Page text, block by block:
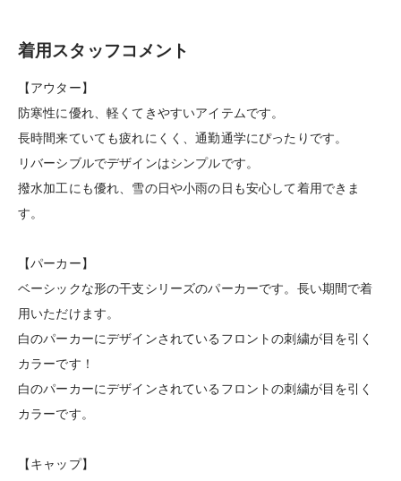
着用スタッフコメント
【アウター】
防寒性に優れ、軽くてきやすいアイテムです。
長時間来ていても疲れにくく、通勤通学にぴったりです。
リバーシブルでデザインはシンプルです。
撥水加工にも優れ、雪の日や小雨の日も安心して着用できま
す。
【パーカー】
ベーシックな形の干支シリーズのパーカーです。長い期間で着
用いただけます。
白のパーカーにデザインされているフロントの刺繍が目を引く
カラーです！
白のパーカーにデザインされているフロントの刺繍が目を引く
カラーです。
【キャップ】